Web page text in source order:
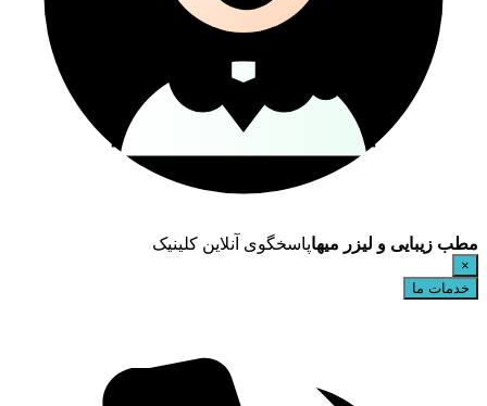
مطب زیبایی و لیزر میهاپاسخگوی آنلاین کلینیک
×
خدمات ما